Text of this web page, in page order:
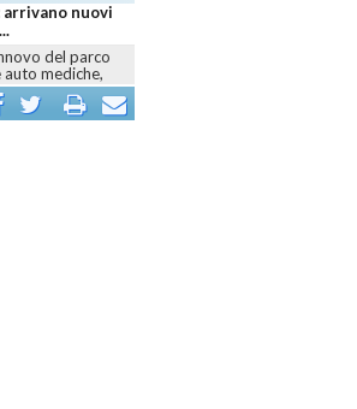
nuovi
del parco
auto mediche,